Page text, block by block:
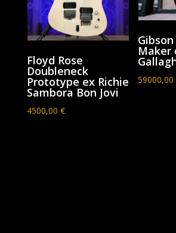
Floyd Rose
Doubleneck
Prototype ex Richie
Sambora Bon Jovi
4500,00 €
Maker
59000,00